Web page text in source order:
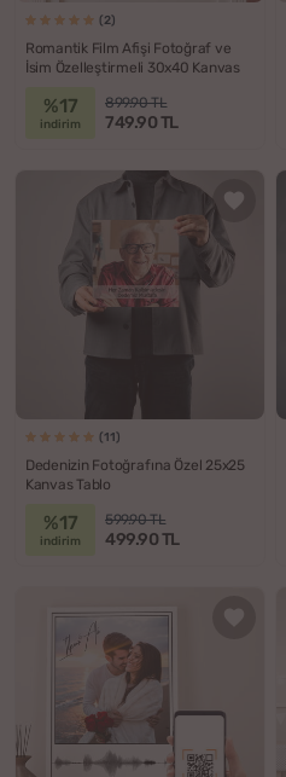
(2)
Romantik Film Afişi Fotoğraf ve
İsim Özelleştirmeli 30x40 Kanvas
%17
indirim
899.90 TL
749.90 TL
(11)
Dedenizin Fotoğrafına Özel 25x25
Kanvas Tablo
%17
indirim
599.90 TL
499.90 TL